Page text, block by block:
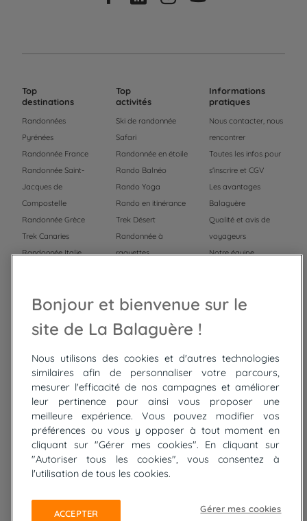
Top
destinations
Randonnées
Pyrénées
Randonnée France
Randonnée Saint-
Jacques de
Compostelle
Randonnée Grèce
Trek Canaries
Randonnée Italie
Trek Mauritanie
Top
activités
Ski de randonnée
Safari
Randonnée en étoile
Rando Balnéo
Rando Yoga
Rando en itinérance
Trek Désert
Randonnée à
raquettes
Trek
Informations
pratiques
Nous contacter, nous
rencontrer
Toutes les infos pour
s'inscrire et CGV
Les avantages
Balaguère
Qualité et avis de
voyageurs
Notre équipe
Top
circuits
Tour du lac de Constance à vélo
Cyclades : Amorgos et Naxos
Randonnée aux Bardenas Reales
De Collioure à Cadaquès à pied
Découverte des trésors de Madère
Rando Réunion en douceur
Trek sur Tenerife
Bonjour et bienvenue sur le
site de La Balaguère !
Nous utilisons des cookies et d'autres technologies
similaires afin de personnaliser votre parcours,
mesurer l'efficacité de nos campagnes et améliorer
leur pertinence pour ainsi vous proposer une
meilleure expérience. Vous pouvez modifier vos
préférences ou vous y opposer à tout moment en
cliquant sur "Gérer mes cookies". En cliquant sur
"Autoriser tous les cookies", vous consentez à
l'utilisation de tous les cookies.
Gérer mes cookies
ACCEPTER